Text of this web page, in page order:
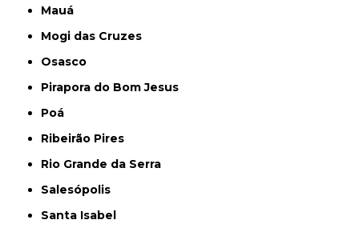
Mauá
Mogi das Cruzes
Osasco
Pirapora do Bom Jesus
Poá
Ribeirão Pires
Rio Grande da Serra
Salesópolis
Santa Isabel